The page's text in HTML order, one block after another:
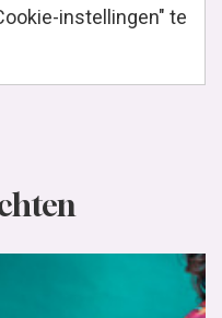
instellingen" te